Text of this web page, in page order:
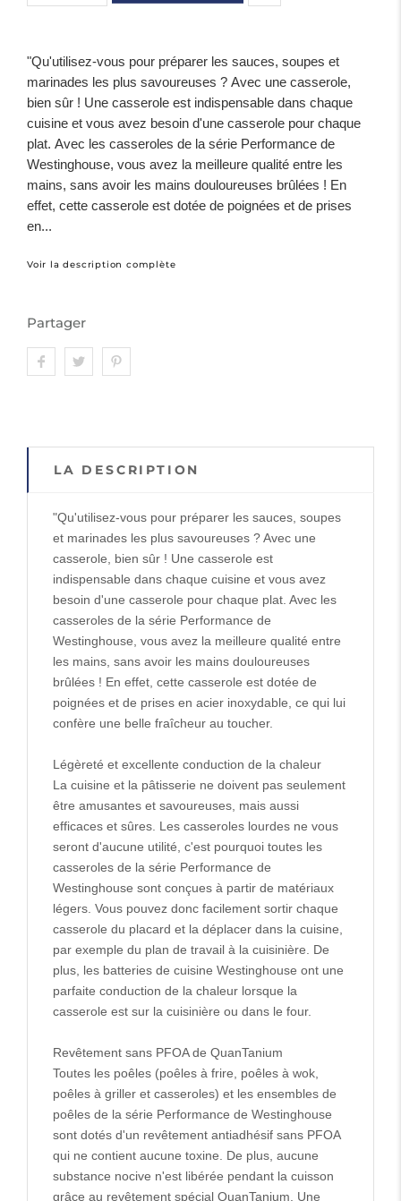
"Qu'utilisez-vous pour préparer les sauces, soupes et
marinades les plus savoureuses ? Avec une casserole,
bien sûr ! Une casserole est indispensable dans chaque
cuisine et vous avez besoin d'une casserole pour chaque
plat. Avec les casseroles de la série Performance de
Westinghouse, vous avez la meilleure qualité entre les
mains, sans avoir les mains douloureuses brûlées ! En
effet, cette casserole est dotée de poignées et de prises
en...
Voir la description complète
Partager
LA DESCRIPTION
"Qu'utilisez-vous pour préparer les sauces, soupes
et marinades les plus savoureuses ? Avec une
casserole, bien sûr ! Une casserole est
indispensable dans chaque cuisine et vous avez
besoin d'une casserole pour chaque plat. Avec les
casseroles de la série Performance de
Westinghouse, vous avez la meilleure qualité entre
les mains, sans avoir les mains douloureuses
brûlées ! En effet, cette casserole est dotée de
poignées et de prises en acier inoxydable, ce qui lui
confère une belle fraîcheur au toucher.
Légèreté et excellente conduction de la chaleur
La cuisine et la pâtisserie ne doivent pas seulement
être amusantes et savoureuses, mais aussi
efficaces et sûres. Les casseroles lourdes ne vous
seront d'aucune utilité, c'est pourquoi toutes les
casseroles de la série Performance de
Westinghouse sont conçues à partir de matériaux
légers. Vous pouvez donc facilement sortir chaque
casserole du placard et la déplacer dans la cuisine,
par exemple du plan de travail à la cuisinière. De
plus, les batteries de cuisine Westinghouse ont une
parfaite conduction de la chaleur lorsque la
casserole est sur la cuisinière ou dans le four.
Revêtement sans PFOA de QuanTanium
Toutes les poêles (poêles à frire, poêles à wok,
poêles à griller et casseroles) et les ensembles de
poêles de la série Performance de Westinghouse
sont dotés d'un revêtement antiadhésif sans PFOA
qui ne contient aucune toxine. De plus, aucune
substance nocive n'est libérée pendant la cuisson
grâce au revêtement spécial QuanTanium. Une